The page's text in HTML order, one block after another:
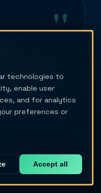
"
is simple — I
bring data
tracking
my relief. I can
my
technologies to
enable user
and for analytics
preferences or
Accept all